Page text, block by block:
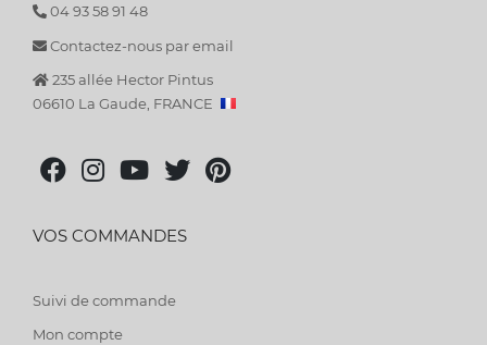
04 93 58 91 48
Contactez-nous par email
235 allée Hector Pintus
06610 La Gaude, FRANCE
VOS COMMANDES
Suivi de commande
Mon compte